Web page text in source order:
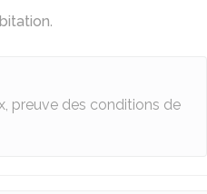
.
preuve des conditions de